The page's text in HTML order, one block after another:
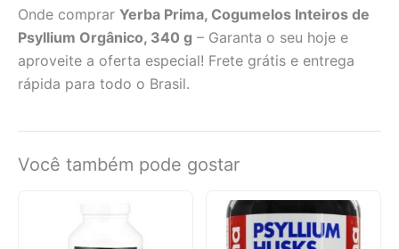
Onde comprar Yerba Prima, Cogumelos Inteiros de
Psyllium Orgânico, 340 g – Garanta o seu hoje e
aproveite a oferta especial! Frete grátis e entrega
rápida para todo o Brasil.
Você também pode gostar